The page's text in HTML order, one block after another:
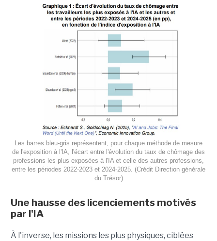
Les barres bleu-gris représentent, pour chaque méthode de mesure
de l'exposition à l'IA, l'écart entre l'évolution du taux de chômage des
professions les plus exposées à l'IA et celle des autres professions,
entre les périodes 2022-2023 et 2024-2025. (Crédit Direction générale
du Trésor)
Une hausse des licenciements motivés
par l'IA
À l'inverse, les missions les plus physiques, ciblées